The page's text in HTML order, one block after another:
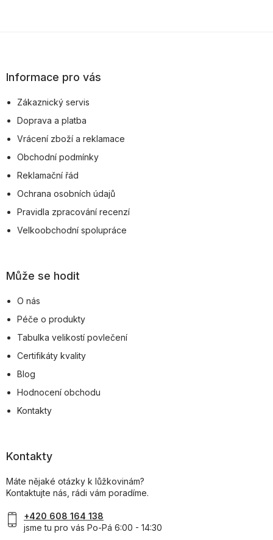
pInformace pro vás
Zákaznický servis
Doprava a platba
Vrácení zboží a reklamace
Obchodní podmínky
Reklamační řád
Ochrana osobních údajů
Pravidla zpracování recenzí
Velkoobchodní spolupráce
Může se hodit
O nás
Péče o produkty
Tabulka velikostí povlečení
Certifikáty kvality
Blog
Hodnocení obchodu
Kontakty
Kontakty
Máte nějaké otázky k lůžkovinám?
Kontaktujte nás, rádi vám poradíme.
+420 608 164 138
jsme tu pro vás Po-Pá 6:00 - 14:30